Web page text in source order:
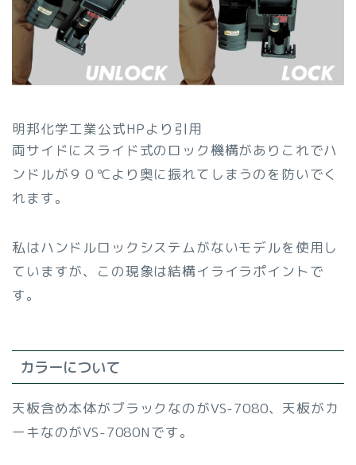
明邦化学工業公式HPより引用
両サイドにスライド式のロック機構がありこれでハ
ンドルが９０℃より奥に振れてしまうのを防いでく
れます。
私はハンドルロックシステムがないモデルを使用し
ていますが、この現象は結構イライラポイントで
す。
カラーについて
天板含め本体がブラックなのがVS-7080、天板がカ
ーキなのがVS-7080Nです。